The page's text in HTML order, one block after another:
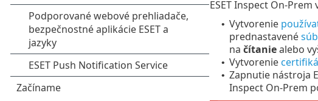
ESET Inspect On-Prem
• Vytvorenie
prednastavené
na čítaniealebo
• Vytvorenie
• Zapnutie nástroja
Inspect On-Prem